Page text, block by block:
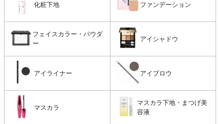
化粧下地 ファンデーション
フェイスカラー・パウダ
ー
アイシャドウ
アイライナー アイブロウ
マスカラ
マスカラ下地・まつげ美
容液